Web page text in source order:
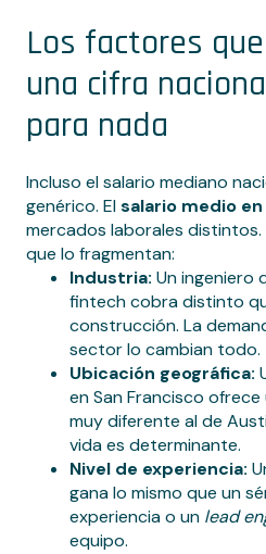
Los factores
una cifra
para nada
Incluso el salario mediano
genérico. Elsalario medio en
mercados laborales
que lo fragmentan:
Industria: Un ingeniero
fintech cobra distinto
construcción. La
sector lo cambian todo.
Ubicación geográfica:
en San Francisco
muy diferente al de
vida es determinante.
Nivel de experiencia:
gana lo mismo que un
experiencia o un lead
equipo.